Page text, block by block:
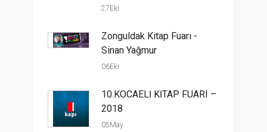
27Eki
Zonguldak Kitap Fuarı -
Sinan Yağmur
06Eki
10.KOCAELİ KİTAP FUARI –
2018
05May